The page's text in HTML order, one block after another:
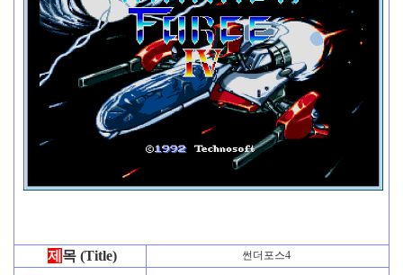
제 목 (Title) 썬더포스4